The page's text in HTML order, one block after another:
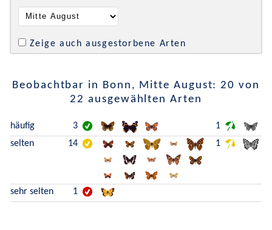
Zeige auch ausgestorbene Arten
Beobachtbar in Bonn, Mitte August: 20 von
22 ausgewählten Arten
häufig 3
1
selten
14 1
sehr selten 1